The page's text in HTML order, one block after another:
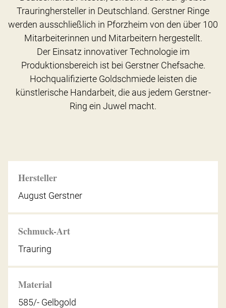
Hersteller
August Gerstner
Schmuck-Art
Trauring
Material
585/- Gelbgold
Trauringhersteller in Deutschland. Gerstner Ringe
werden ausschließlich in Pforzheim von den über 100
Mitarbeiterinnen und Mitarbeitern hergestellt.
Der Einsatz innovativer Technologie im
Produktionsbereich ist bei Gerstner Chefsache.
Hochqualifizierte Goldschmiede leisten die
künstlerische Handarbeit, die aus jedem Gerstner-
Ring ein Juwel macht.